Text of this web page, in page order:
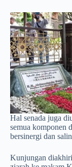
Hal senada juga
semua komponen
bersinergi dan
Kunjungan